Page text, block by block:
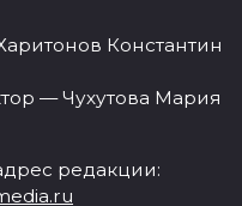
Константин
— Чухутова Мария
редакции: